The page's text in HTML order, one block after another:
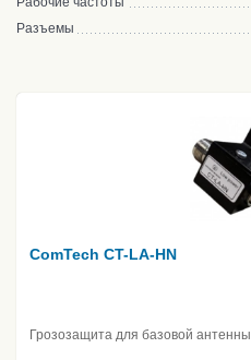
Разъемы
ComTech CT-LA-HN
Грозозащита для базовой антенны